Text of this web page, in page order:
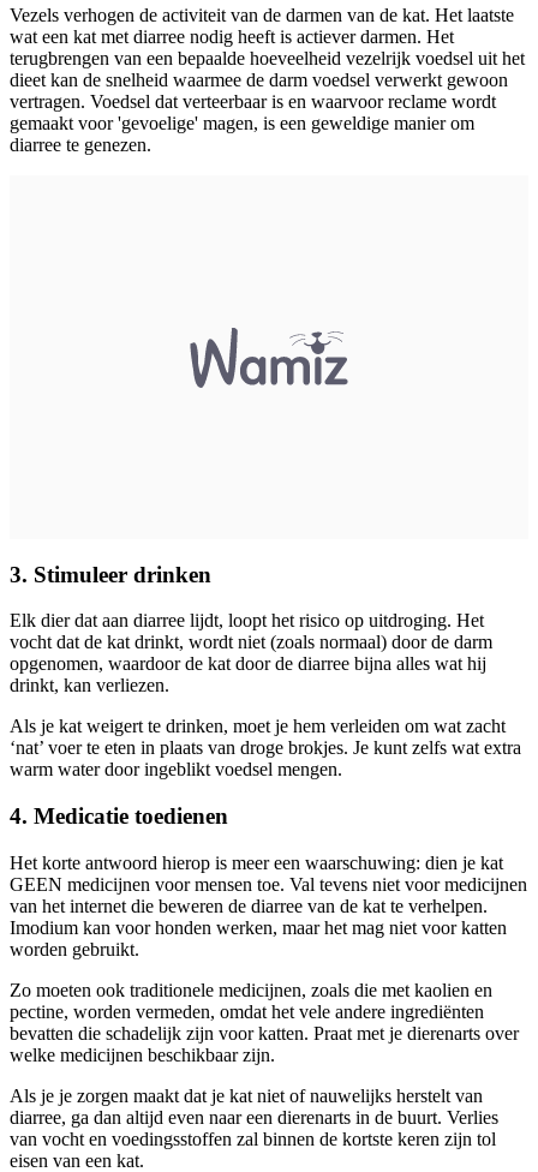
Vezels verhogen de activiteit van de darmen van de kat. Het laatste
wat een kat met diarree nodig heeft is actiever darmen. Het
terugbrengen van een bepaalde hoeveelheid vezelrijk voedsel uit het
dieet kan de snelheid waarmee de darm voedsel verwerkt gewoon
vertragen. Voedsel dat verteerbaar is en waarvoor reclame wordt
gemaakt voor 'gevoelige' magen, is een geweldige manier om
diarree te genezen.
3. Stimuleer drinken
Elk dier dat aan diarree lijdt, loopt het risico op uitdroging. Het
vocht dat de kat drinkt, wordt niet (zoals normaal) door de darm
opgenomen, waardoor de kat door de diarree bijna alles wat hij
drinkt, kan verliezen.
Als je kat weigert te drinken, moet je hem verleiden om wat zacht
‘nat’ voer te eten in plaats van droge brokjes. Je kunt zelfs wat extra
warm water door ingeblikt voedsel mengen.
4. Medicatie toedienen
Het korte antwoord hierop is meer een waarschuwing: dien je kat
GEEN medicijnen voor mensen toe. Val tevens niet voor medicijnen
van het internet die beweren de diarree van de kat te verhelpen.
Imodium kan voor honden werken, maar het mag niet voor katten
worden gebruikt.
Zo moeten ook traditionele medicijnen, zoals die met kaolien en
pectine, worden vermeden, omdat het vele andere ingrediënten
bevatten die schadelijk zijn voor katten. Praat met je dierenarts over
welke medicijnen beschikbaar zijn.
Als je je zorgen maakt dat je kat niet of nauwelijks herstelt van
diarree, ga dan altijd even naar een dierenarts in de buurt. Verlies
van vocht en voedingsstoffen zal binnen de kortste keren zijn tol
eisen van een kat.